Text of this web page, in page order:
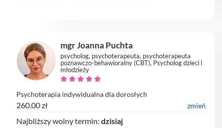
mgr Joanna Puchta
psycholog, psychoterapeuta, psychoterapeuta
poznawczo-behawioralny (CBT), Psycholog dzieci i
młodzieży
Psychoterapia indywidualna dla dorosłych
260.00 zł zmień
Najbliższy wolny termin: dzisiaj